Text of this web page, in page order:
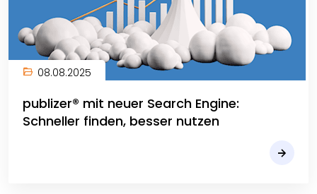
08.08.2025
publizer® mit neuer Search Engine:
Schneller finden, besser nutzen